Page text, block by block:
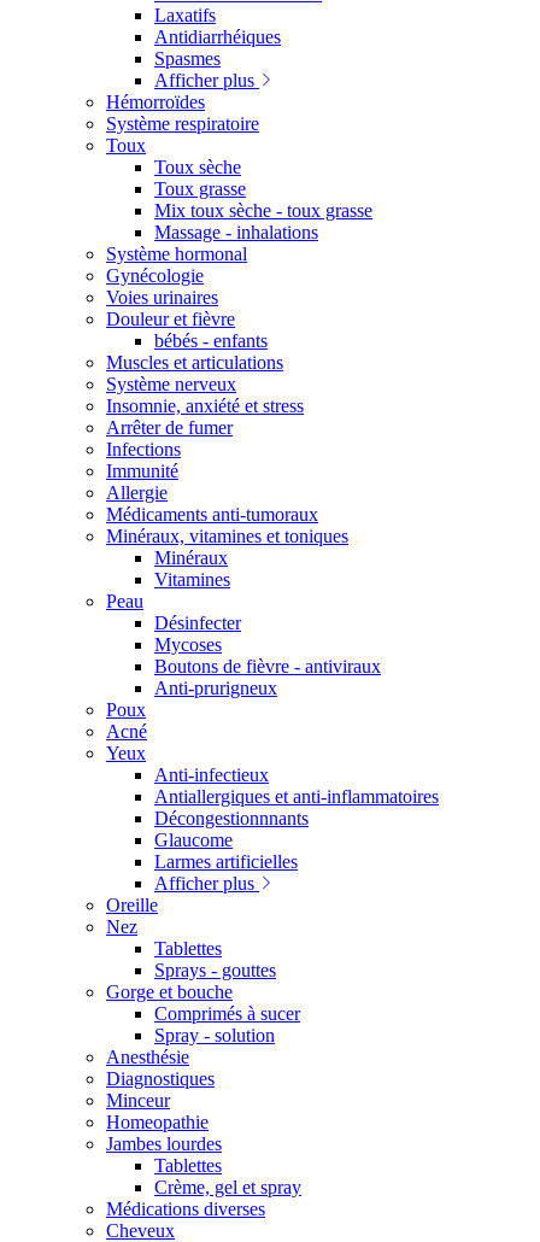
Laxatifs
Antidiarrhéiques
Spasmes
Afficher plus
Hémorroïdes
Système respiratoire
Toux
Toux sèche
Toux grasse
Mix toux sèche - toux grasse
Massage - inhalations
Système hormonal
Gynécologie
Voies urinaires
Douleur et fièvre
bébés - enfants
Muscles et articulations
Système nerveux
Insomnie, anxiété et stress
Arrêter de fumer
Infections
Immunité
Allergie
Médicaments anti-tumoraux
Minéraux, vitamines et toniques
Minéraux
Vitamines
Peau
Désinfecter
Mycoses
Boutons de fièvre - antiviraux
Anti-prurigneux
Poux
Acné
Yeux
Anti-infectieux
Antiallergiques et anti-inflammatoires
Décongestionnnants
Glaucome
Larmes artificielles
Afficher plus
Oreille
Nez
Tablettes
Sprays - gouttes
Gorge et bouche
Comprimés à sucer
Spray - solution
Anesthésie
Diagnostiques
Minceur
Homeopathie
Jambes lourdes
Tablettes
Crème, gel et spray
Médications diverses
Cheveux